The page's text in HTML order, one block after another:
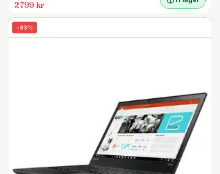
2 799 kr
- 83%